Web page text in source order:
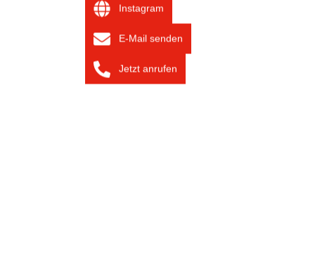
Instagram
E-Mail senden
Jetzt anrufen